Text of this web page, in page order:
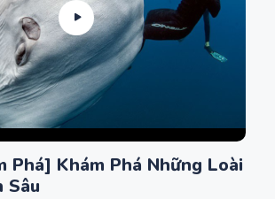
Phá] Khám Phá Những Loài
Sâu